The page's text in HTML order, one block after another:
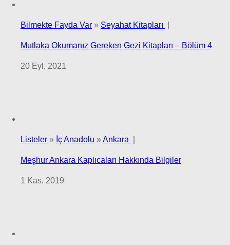
Bilmekte Fayda Var » Seyahat Kitapları
Mutlaka Okumanız Gereken Gezi Kitapları – Bölüm 4
20 Eyl, 2021
Listeler » İç Anadolu »Ankara
Meşhur Ankara Kaplıcaları Hakkında Bilgiler
1 Kas, 2019